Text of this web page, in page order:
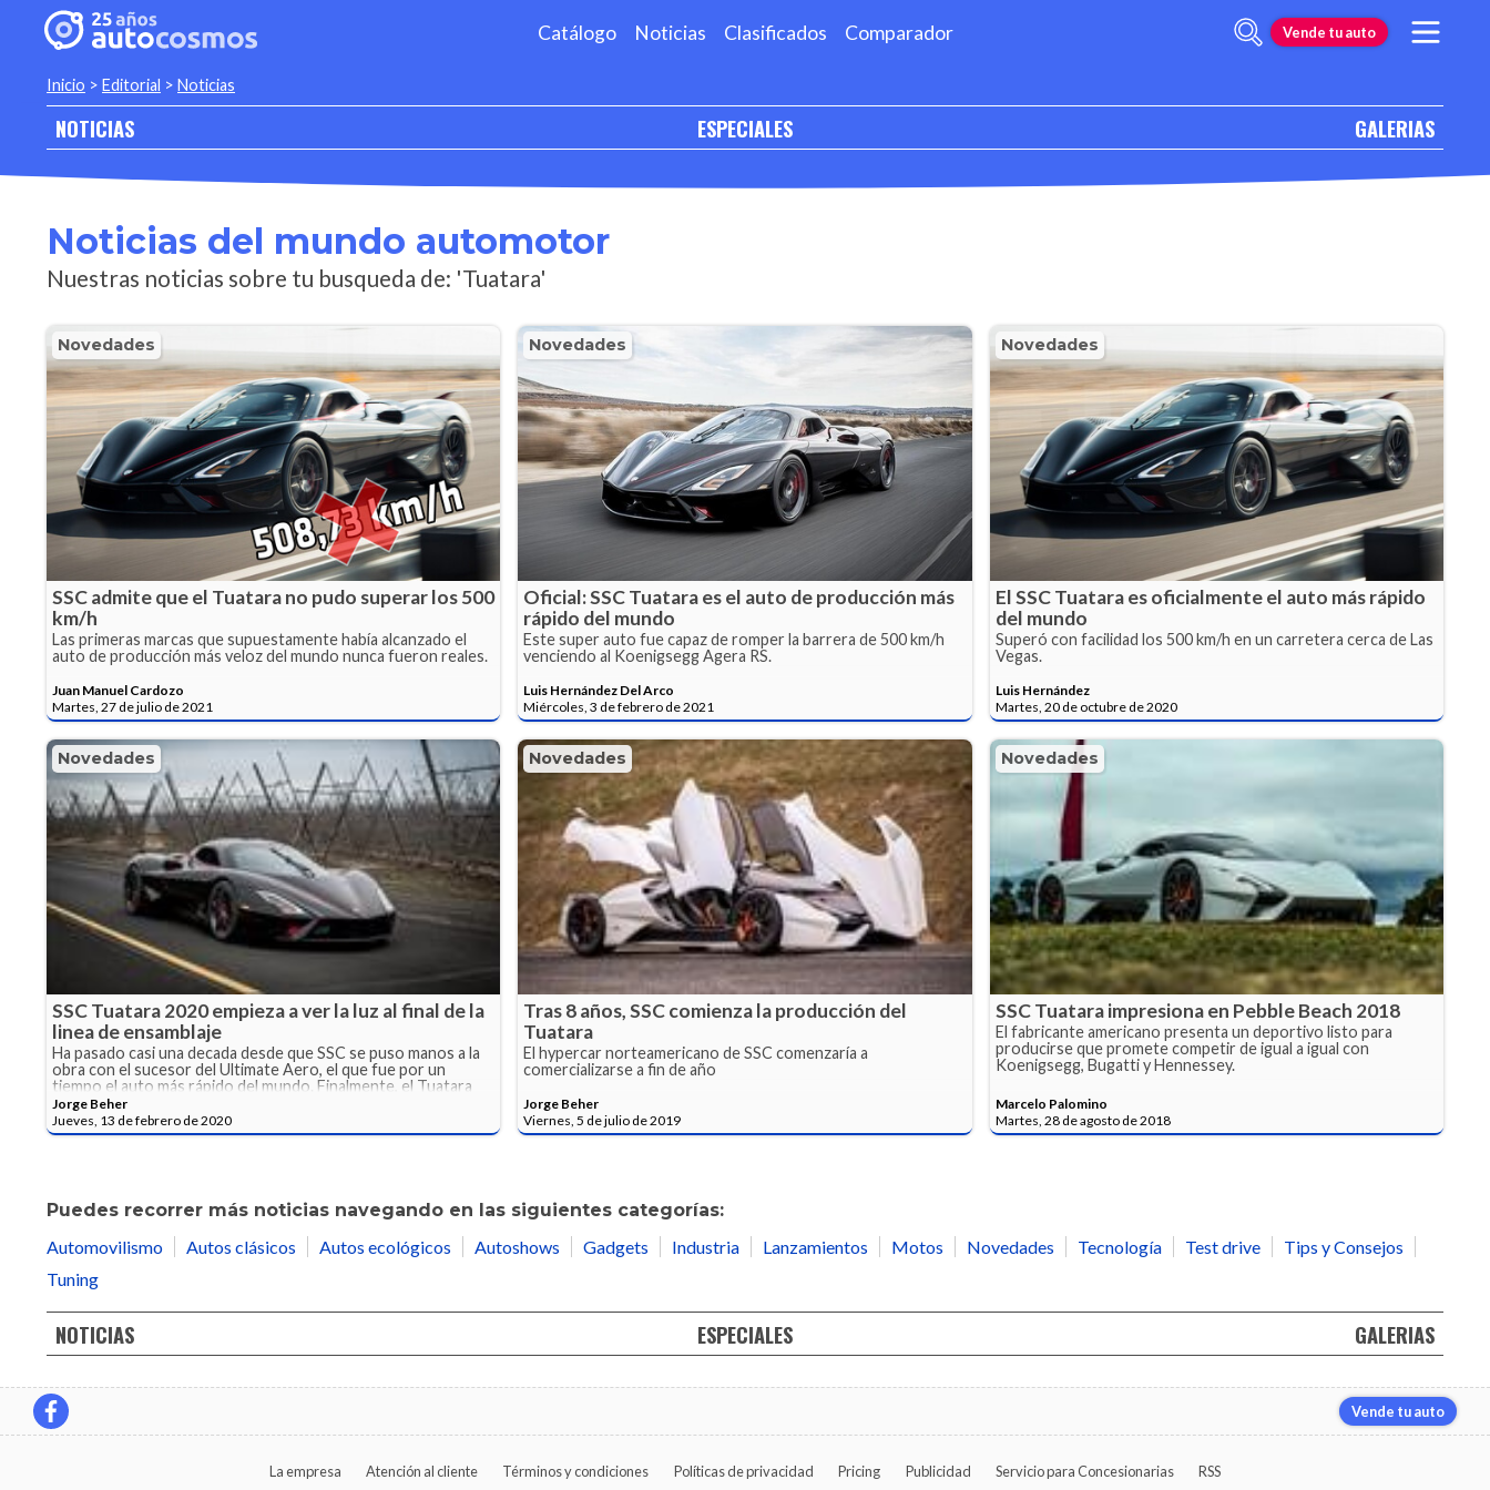
Catálogo Noticias Clasificados Comparador Vende tu auto
Inicio > Editorial > Noticias
NOTICIAS ESPECIALES GALERIAS
Noticias del mundo automotor
Nuestras noticias sobre tu busqueda de: 'Tuatara'
Novedades
SSC admite que el Tuatara no pudo superar los 500
km/h
Las primeras marcas que supuestamente había alcanzado el
auto de producción más veloz del mundo nunca fueron reales.
Juan Manuel Cardozo
Martes, 27 de julio de 2021
Novedades
Oficial: SSC Tuatara es el auto de producción más
rápido del mundo
Este super auto fue capaz de romper la barrera de 500 km/h
venciendo al Koenigsegg Agera RS.
Luis Hernández Del Arco
Miércoles, 3 de febrero de 2021
Novedades
El SSC Tuatara es oficialmente el auto más rápido
del mundo
Superó con facilidad los 500 km/h en un carretera cerca de Las
Vegas.
Luis Hernández
Martes, 20 de octubre de 2020
Novedades
SSC Tuatara 2020 empieza a ver la luz al final de la
linea de ensamblaje
Ha pasado casi una decada desde que SSC se puso manos a la
obra con el sucesor del Ultimate Aero, el que fue por un
tiempo el auto más rápido del mundo. Finalmente, el Tuatara
está listo para rodar.
Jorge Beher
Jueves, 13 de febrero de 2020
Novedades
Tras 8 años, SSC comienza la producción del
Tuatara
El hypercar norteamericano de SSC comenzaría a
comercializarse a fin de año
Jorge Beher
Viernes, 5 de julio de 2019
Novedades
SSC Tuatara impresiona en Pebble Beach 2018
El fabricante americano presenta un deportivo listo para
producirse que promete competir de igual a igual con
Koenigsegg, Bugatti y Hennessey.
Marcelo Palomino
Martes, 28 de agosto de 2018
Puedes recorrer más noticias navegando en las siguientes categorías:
Automovilismo
Autos clásicos Autos ecológicos Autoshows Gadgets Industria Lanzamientos Motos Novedades Tecnología Test drive
Tips y Consejos
Tuning
NOTICIAS ESPECIALES GALERIAS
Vende tu auto
La empresa Atención al cliente Términos y condiciones Políticas de privacidad Pricing Publicidad Servicio para Concesionarias RSS